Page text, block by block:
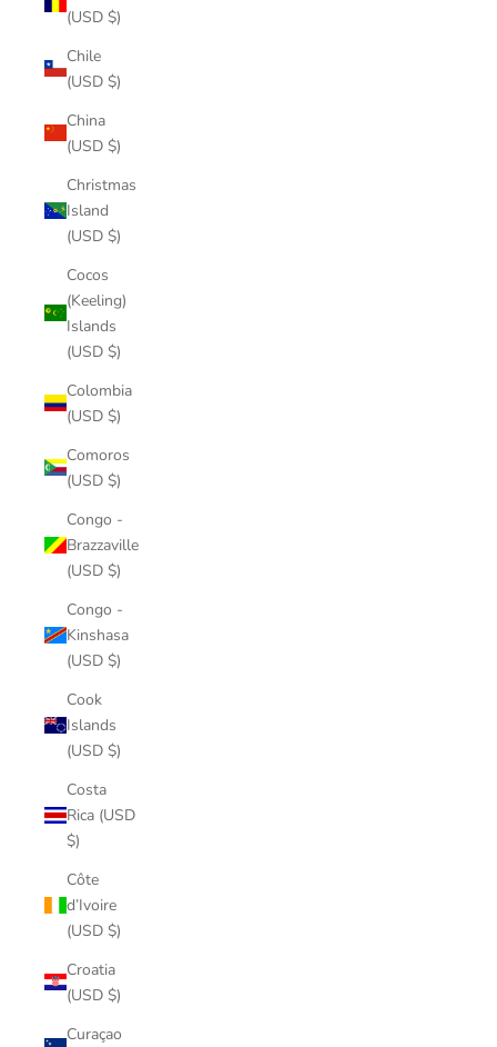
(USD $)
Chile
(USD $)
China
(USD $)
Christmas
Island
(USD $)
Cocos
(Keeling)
Islands
(USD $)
Colombia
(USD $)
Comoros
(USD $)
Congo -
Brazzaville
(USD $)
Congo -
Kinshasa
(USD $)
Cook
Islands
(USD $)
Costa
Rica (USD
$)
Côte
d’Ivoire
(USD $)
Croatia
(USD $)
Curaçao